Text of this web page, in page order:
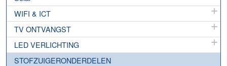
WIFI & ICT
TV ONTVANGST
LED VERLICHTING
STOFZUIGERONDERDELEN